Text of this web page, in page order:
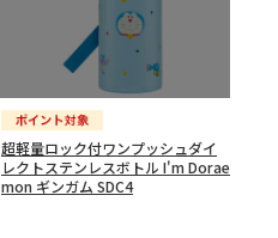
超軽量ロック付ワンプッシュダイ
レクトステンレスボトル I'm Dorae
mon ギンガム SDC4